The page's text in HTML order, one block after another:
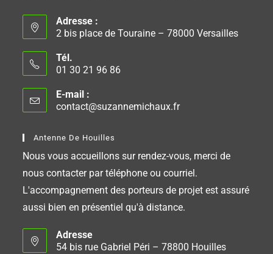
Adresse :
2 bis place de Touraine – 78000 Versailles
Tél.
01 30 21 96 86
E-mail :
contact@suzannemichaux.fr
Antenne De Houilles
Nous vous accueillons sur rendez-vous, merci de
nous contacter par téléphone ou courriel.
L'accompagnement des porteurs de projet est assuré
aussi bien en présentiel qu'à distance.
Adresse
54 bis rue Gabriel Péri – 78800 Houilles